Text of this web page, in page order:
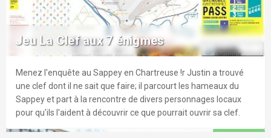
explore2.8 km
Piscine des Buclos
La bibliothèque est ouverte à tous les Biviérois et aux
personnes qui ne résident pas sur la commune. Un large choix
de 12000 livres, vous est proposé : romans, romans policiers,
bandes-dessinées et mangas pour adultes et enfants.
explore2.3 km
Jeu La Clef aux 7 énigmes
Menez l'enquête au Sappey en Chartreuse !r Justin a trouvé
une clef dont il ne sait que faire; il parcourt les hameaux du
Sappey et part à la rencontre de divers personnages locaux
pour qu'ils l'aident à découvrir ce que pourrait ouvrir sa clef.